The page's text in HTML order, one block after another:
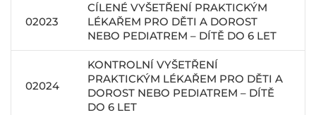
02023
CÍLENÉ VYŠETŘENÍ PRAKTICKÝM
LÉKAŘEM PRO DĚTI A DOROST
NEBO PEDIATREM – DÍTĚ DO 6 LET
02024
KONTROLNÍ VYŠETŘENÍ
PRAKTICKÝM LÉKAŘEM PRO DĚTI A
DOROST NEBO PEDIATREM – DÍTĚ
DO 6 LET